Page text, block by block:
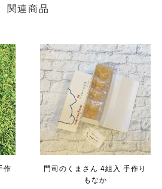
関連商品
作
門司のくまさん 4組入 手作り
もなか